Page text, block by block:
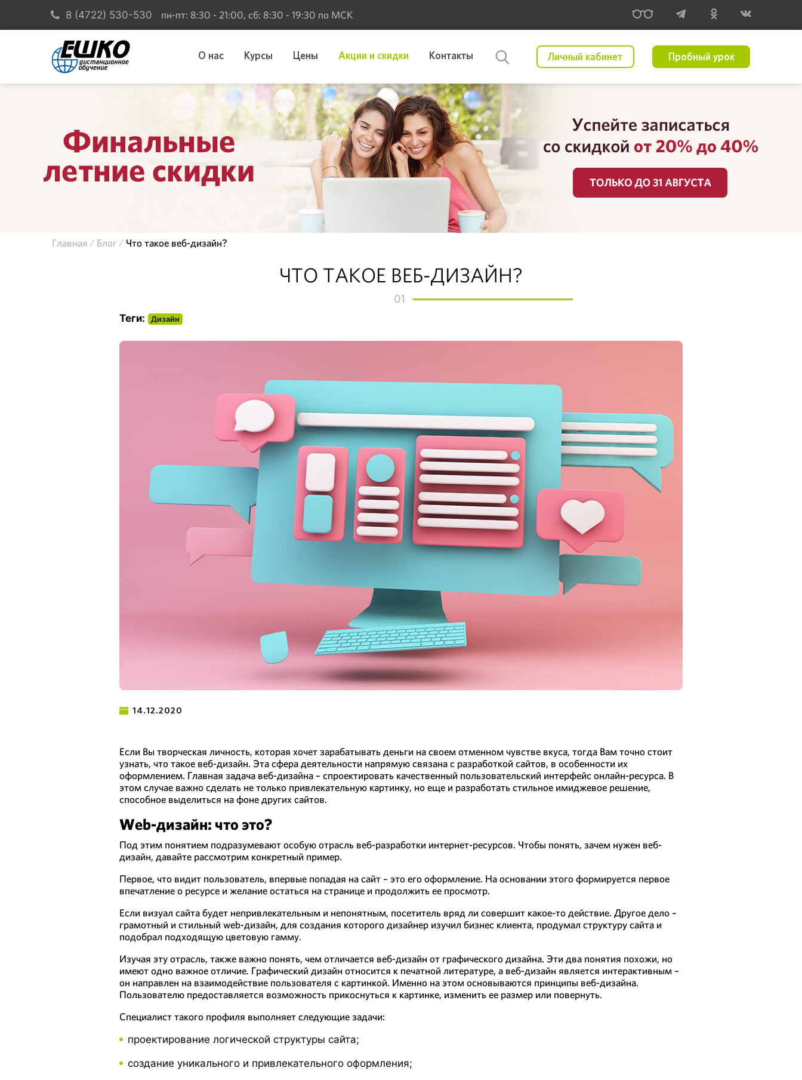
8 (4722) 530-530 пн-пт: 8:30 - 21:00, сб: 8:30 - 19:30 по МСК
О нас Курсы Цены Акции и скидки Контакты Личный кабинет Пробный урок
Главная Блог Что такое веб-дизайн?
ЧТО ТАКОЕ ВЕБ-ДИЗАЙН?
01
Теги: Дизайн
14.12.2020
Если Вы творческая личность, которая хочет зарабатывать деньги на своем отменном чувстве вкуса, тогда Вам точно стоит
узнать, что такое веб-дизайн. Эта сфера деятельности напрямую связана с разработкой сайтов, в особенности их
оформлением. Главная задача веб-дизайна – спроектировать качественный пользовательский интерфейс онлайн-ресурса. В
этом случае важно сделать не только привлекательную картинку, но еще и разработать стильное имиджевое решение,
способное выделиться на фоне других сайтов.
Web-дизайн: что это?
Под этим понятием подразумевают особую отрасль веб-разработки интернет-ресурсов. Чтобы понять, зачем нужен веб-
дизайн, давайте рассмотрим конкретный пример.
Первое, что видит пользователь, впервые попадая на сайт – это его оформление. На основании этого формируется первое
впечатление о ресурсе и желание остаться на странице и продолжить ее просмотр.
Если визуал сайта будет непривлекательным и непонятным, посетитель вряд ли совершит какое-то действие. Другое дело –
грамотный и стильный web-дизайн, для создания которого дизайнер изучил бизнес клиента, продумал структуру сайта и
подобрал подходящую цветовую гамму.
Изучая эту отрасль, также важно понять, чем отличается веб-дизайн от графического дизайна. Эти два понятия похожи, но
имеют одно важное отличие. Графический дизайн относится к печатной литературе, а веб-дизайн является интерактивным –
он направлен на взаимодействие пользователя с картинкой. Именно на этом основываются принципы веб-дизайна.
Пользователю предоставляется возможность прикоснуться к картинке, изменить ее размер или повернуть.
Специалист такого профиля выполняет следующие задачи:
проектирование логической структуры сайта;
создание уникального и привлекательного оформления;